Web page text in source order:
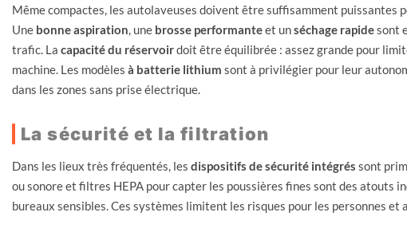
Même compactes, les autolaveuses doivent être suffisamment puissantes
Une bonne aspiration, une brosse performanteet unséchage rapidesont
trafic. La capacité du réservoirdoit être équilibrée : assez grande pour
machine. Les modèles à batterie lithium sont à privilégier pour leur
dans les zones sans prise électrique.
La sécurité et la filtration
Dans les lieux très fréquentés, les dispositifs de sécurité intégrés sont
ou sonore et filtres HEPA pour capter les poussières fines sont des atouts
bureaux sensibles. Ces systèmes limitent les risques pour les personnes et